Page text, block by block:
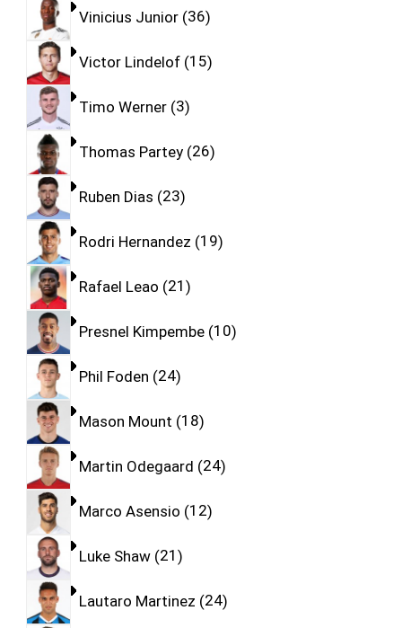
Vinicius Junior 36
Victor Lindelof 15
Timo Werner 3
Thomas Partey 26
Ruben Dias 23
Rodri Hernandez 19
Rafael Leao 21
Presnel Kimpembe 10
Phil Foden 24
Mason Mount 18
Martin Odegaard 24
Marco Asensio 12
Luke Shaw 21
Lautaro Martinez 24